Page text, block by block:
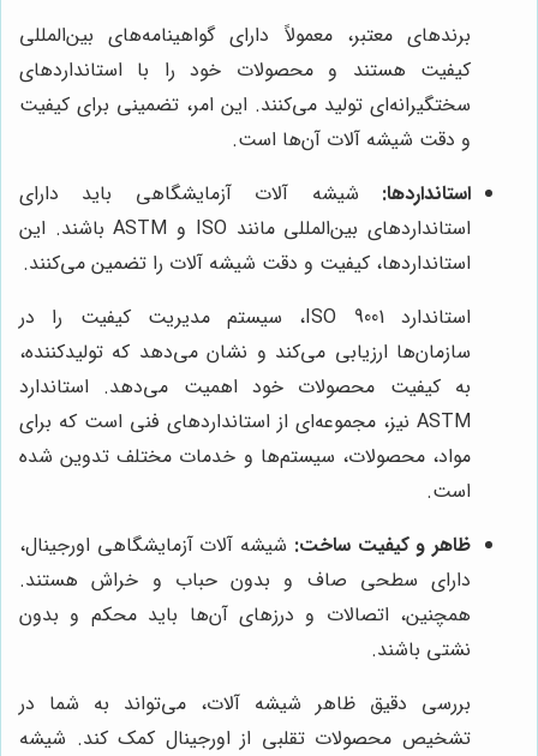
برندهای معتبر، معمولاً دارای گواهینامه‌های بین‌المللی
کیفیت هستند و محصولات خود را با استانداردهای
سختگیرانه‌ای تولید می‌کنند. این امر، تضمینی برای کیفیت
و دقت شیشه آلات آن‌ها است.
استانداردها: شیشه آلات آزمایشگاهی باید دارای
استانداردهای بین‌المللی مانند ISO و ASTM باشند. این
استانداردها، کیفیت و دقت شیشه آلات را تضمین می‌کنند.
استاندارد ISO 9001، سیستم مدیریت کیفیت را در
سازمان‌ها ارزیابی می‌کند و نشان می‌دهد که تولیدکننده،
به کیفیت محصولات خود اهمیت می‌دهد. استاندارد
ASTM نیز، مجموعه‌ای از استانداردهای فنی است که برای
مواد، محصولات، سیستم‌ها و خدمات مختلف تدوین شده
است.
ظاهر و کیفیت ساخت: شیشه آلات آزمایشگاهی اورجینال،
دارای سطحی صاف و بدون حباب و خراش هستند.
همچنین، اتصالات و درزهای آن‌ها باید محکم و بدون
نشتی باشند.
بررسی دقیق ظاهر شیشه آلات، می‌تواند به شما در
تشخیص محصولات تقلبی از اورجینال کمک کند. شیشه